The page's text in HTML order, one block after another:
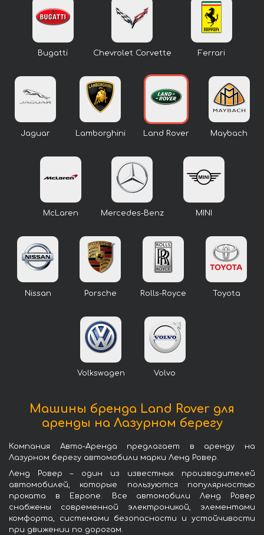
Bugatti Chevrolet Corvette Ferrari
Jaguar Lamborghini Land Rover Maybach
McLaren Mercedes-Benz MINI
Nissan Porsche Rolls-Royce Toyota
Volkswagen Volvo
Машины бренда Land Rover для
аренды на Лазурном берегу
Компания Авто-Аренда предлагает в аренду на
Лазурном берегу автомобили марки Ленд Ровер.
Ленд Ровер – один из известных производителей
автомобилей, которые пользуются популярностью
проката в Европе. Все автомобили Ленд Ровер
снабжены современной электроникой, элементами
комфорта, системами безопасности и устойчивости
при движении по дорогам.